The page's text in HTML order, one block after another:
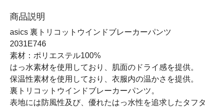
商品説明
asics 裏トリコットウインドブレーカーパンツ
2031E746
素材：ポリエステル100%
はっ水素材を使用しており、肌面のドライ感を提供。
保温性素材を使用しており、衣服内の温かさを提供。
裏トリコットウインドブレーカーパンツ。
表地には防風性及び、優れたはっ水性を追求したタフタ